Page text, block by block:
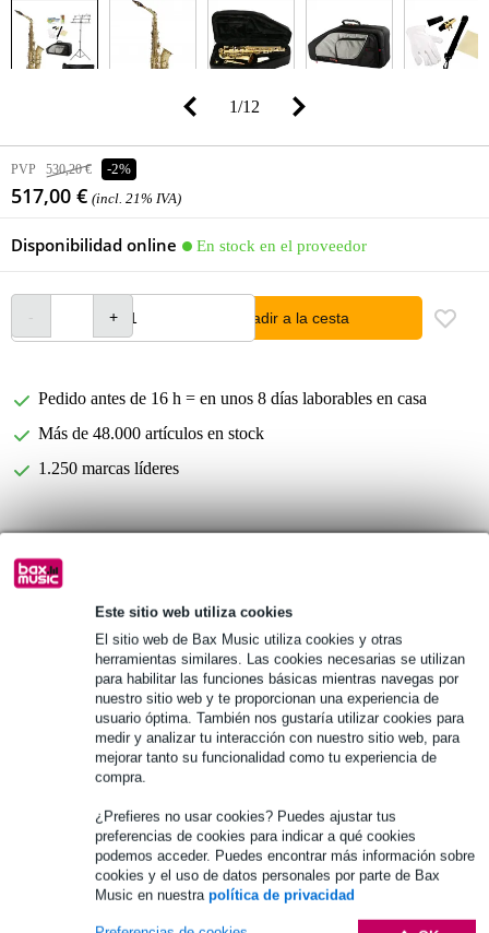
Este sitio web utiliza cookies
El sitio web de Bax Music utiliza cookies y otras
herramientas similares. Las cookies necesarias se utilizan
para habilitar las funciones básicas mientras navegas por
nuestro sitio web y te proporcionan una experiencia de
usuario óptima. También nos gustaría utilizar cookies para
medir y analizar tu interacción con nuestro sitio web, para
mejorar tanto su funcionalidad como tu experiencia de
compra.
¿Prefieres no usar cookies? Puedes ajustar tus
preferencias de cookies para indicar a qué cookies
podemos acceder. Puedes encontrar más información sobre
cookies y el uso de datos personales por parte de Bax
Music en nuestra política de privacidad
1/12
PVP 530,20 € -2%
517,00 € (incl. 21% IVA)
Disponibilidad online En stock en el proveedor
añadir a la cesta
Pedido antes de 16 h = en unos 8 días laborables en casa
Más de 48.000 artículos en stock
1.250 marcas líderes
Especificaciones completas
Véase también (1)